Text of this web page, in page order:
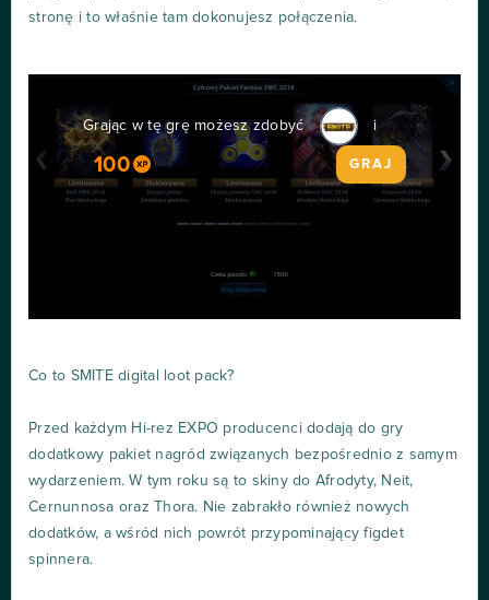
stronę i to właśnie tam dokonujesz połączenia.
Grając w tę grę możesz zdobyć i
100 GRAJ
Co to SMITE digital loot pack?
Przed każdym Hi-rez EXPO producenci dodają do gry
dodatkowy pakiet nagród związanych bezpośrednio z samym
wydarzeniem. W tym roku są to skiny do Afrodyty, Neit,
Cernunnosa oraz Thora. Nie zabrakło również nowych
dodatków, a wśród nich powrót przypominający figdet
spinnera.